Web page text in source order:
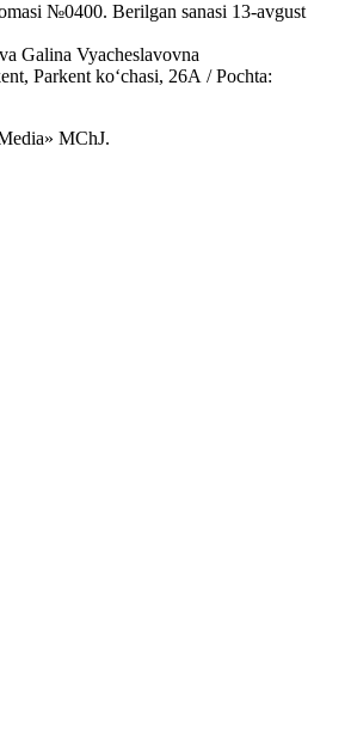
№0400. Berilgan sanasi 13-avgust
Galina Vyacheslavovna
Parkent ko‘chasi, 26А / Pochta:
MChJ.